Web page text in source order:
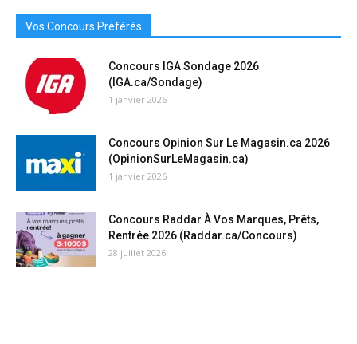
Vos Concours Préférés
Concours IGA Sondage 2026
(IGA.ca/Sondage)
1 janvier 2026
Concours Opinion Sur Le Magasin.ca 2026
(OpinionSurLeMagasin.ca)
1 janvier 2026
Concours Raddar À Vos Marques, Prêts,
Rentrée 2026 (Raddar.ca/Concours)
28 juillet 2026